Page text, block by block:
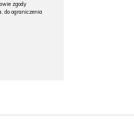
zgody
do ograniczenia